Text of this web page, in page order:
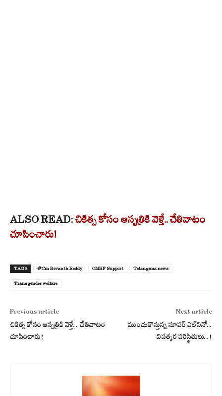
ALSO READ:చికిత్స కోసం ఆస్పత్రికి వెళ్తే.. చేతివాటం
చూపించారు!
TAGS #Cm Revanth Reddy CMRF Support Telangana news
Transgender welfare
Previous article
చికిత్స కోసం ఆస్పత్రికి వెళ్తే.. చేతివాటం
చూపించారు!
Next article
ముంచుకొస్తున్న సూపర్ ఎల్‌నినో..
విపత్కర పరిస్థితులు..!